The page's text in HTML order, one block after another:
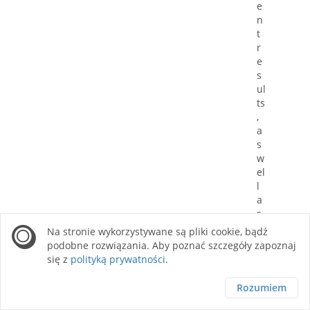
e
n
t
r
e
s
ul
ts
,
a
s
w
el
l
a
s
t
h
e
gi
Na stronie wykorzystywane są pliki cookie, bądź
podobne rozwiązania. Aby poznać szczegóły zapoznaj
się z polityką prywatności.
Rozumiem